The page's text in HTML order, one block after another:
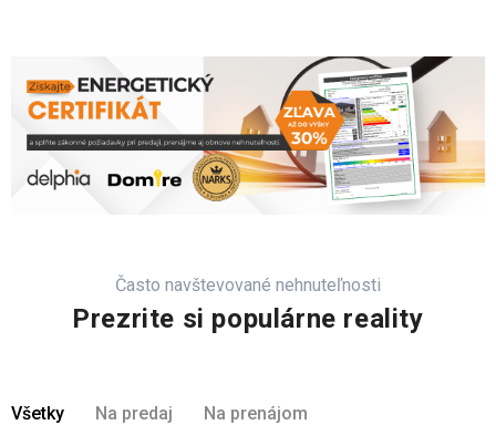
Často navštevované nehnuteľnosti
Prezrite si populárne reality
Všetky Na predaj Na prenájom